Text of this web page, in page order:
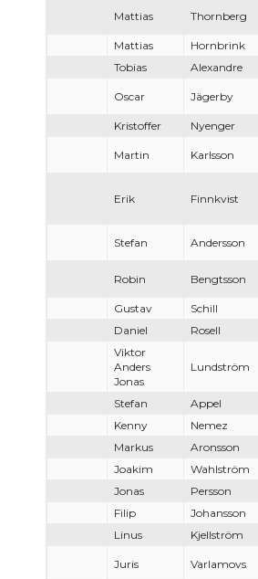
Mattias Thornberg
Mattias
Hornbrink
Tobias
Alexandre
Oscar Jägerby
Kristoffer
Nyenger
Martin Karlsson
Erik Finnkvist
Stefan Andersson
Robin Bengtsson
Gustav
Schill
Daniel
Rosell
Viktor
Anders
Jonas
Lundström
Stefan Appel
Kenny
Nemez
Markus
Aronsson
Joakim
Wahlström
Jonas
Persson
Filip
Johansson
Linus
Kjellström
Juris Varlamovs